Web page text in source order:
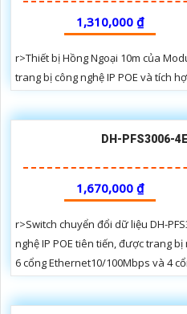
1,310,000 ₫
r>Thiết bị Hồng Ngoại 10m của
trang bị công nghệ IP POE và tích
DH-PFS3006-
1,670,000 ₫
r>Switch chuyển đổi dữ liệu DH-
nghệ IP POE tiên tiến, được trang
6 cổng Ethernet10/100Mbps và 4